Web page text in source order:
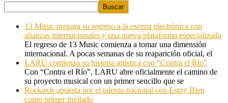
Buscar
13 Music prepara su regreso a la escena electrónica con
alianzas internacionales y una nueva plataforma especializada
El regreso de 13 Music comienza a tomar una dimensión
internacional. A pocas semanas de su reaparición oficial, el
LARU comienza su historia artística con “Contra el Río”
Con “Contra el Río”, LARU abre oficialmente el camino de
su proyecto musical con un primer sencillo que se
Rockaxis apuesta por el talento nacional con Estoy Bien
como primer invitado